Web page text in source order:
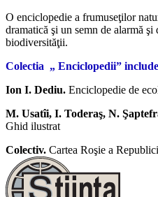
O enciclopedie a frumuseţilor
dramatică şi un semn de alarmă
biodiversităţii.
Colectia „ Enciclopedii”
Ion I. Dediu. Enciclopedie de
M. Usatîi, I. Toderaş, N.
Ghid ilustrat
Colectiv. Cartea Roşie a